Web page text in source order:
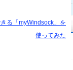
る「myWindsock」を
使ってみた